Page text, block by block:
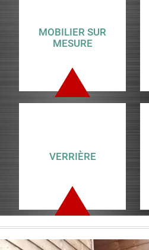
MOBILIER SUR
MESURE
VERRIÈRE